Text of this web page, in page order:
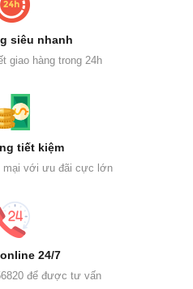
siêu nhanh
giao hàng trong 24h
tiết kiệm
mại với ưu đãi cực lớn
24/7
để được tư vấn